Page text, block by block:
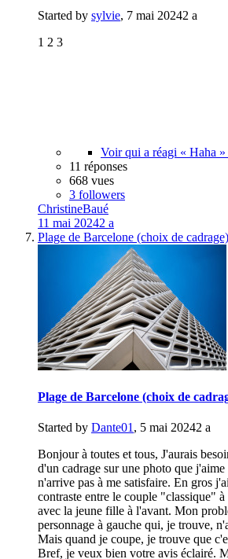
Started by sylvie, 7 mai 20242 a
1 2 3
Voir qui a réagi « Haha »
11 réponses
668 vues
3 followers
ChristineBaué
11 mai 20242 a
Plage de Barcelone (choix de cadrage)
Plage de Barcelone (choix de
Started by Dante01 , 5 mai 20242 a
Bonjour à toutes et tous, J'aurais
d'un cadrage sur une photo que
n'arrive pas à me satisfaire. En gros
contraste entre le couple "classique"
avec la jeune fille à l'avant. Mon
personnage à gauche qui, je trouve,
Mais quand je coupe, je trouve que
Bref, je veux bien votre avis éclairé.